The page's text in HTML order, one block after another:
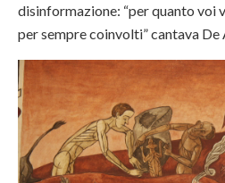
disinformazione: “per quanto voi
per sempre coinvolti” cantava De